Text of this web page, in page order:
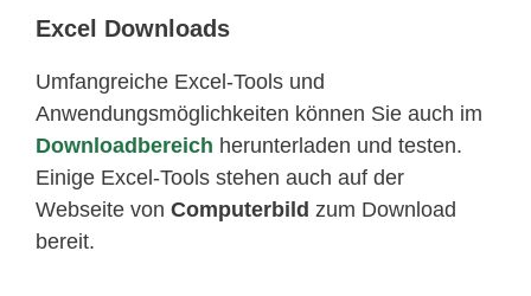
Excel Downloads
Umfangreiche Excel-Tools und
Anwendungsmöglichkeiten können Sie auch im
Downloadbereich herunterladen und testen.
Einige Excel-Tools stehen auch auf der
Webseite von Computerbild zum Download
bereit.